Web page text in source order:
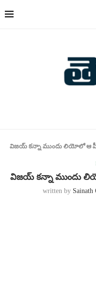
విజయ్ కన్నా ముందు లియోలో ఆ
విజయ్ కన్నా ముందు
written by Sainath